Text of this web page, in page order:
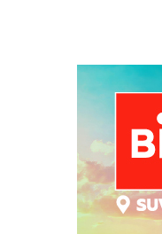
Strona
WIADOMOŚCI Z
Perły